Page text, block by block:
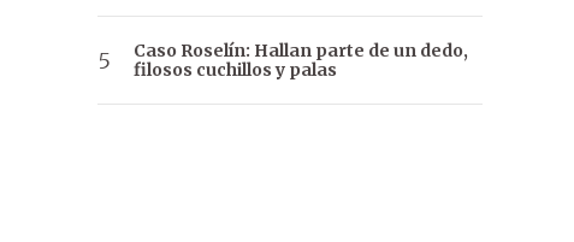
Caso Roselín: Hallan parte de un dedo,
filosos cuchillos y palas